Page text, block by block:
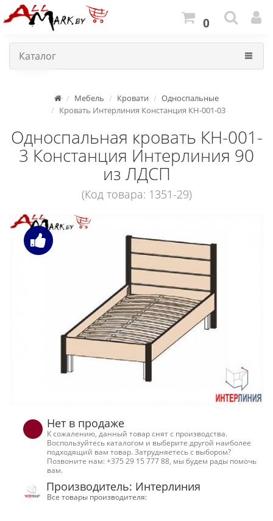
0
Каталог
Мебель Кровати
Односпальные
Кровать Интерлиния Констанция КН-001-03
Односпальная кровать КН-001-
3 Констанция Интерлиния 90
из ЛДСП
(Код товара: 1351-29)
Нет в продаже
К сожалению, данный товар снят с производства.
Воспользуйтесь каталогом и выберите другой наиболее
подходящий вам товар. Затрудняетесь с выбором?
Позвоните нам: +375 29 15 777 88, мы будем рады помочь
вам.
Производитель: Интерлиния
Все товары производителя: